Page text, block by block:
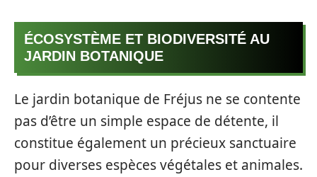
ÉCOSYSTÈME ET BIODIVERSITÉ AU
JARDIN BOTANIQUE
Le jardin botanique de Fréjus ne se contente
pas d’être un simple espace de détente, il
constitue également un précieux sanctuaire
pour diverses espèces végétales et animales.